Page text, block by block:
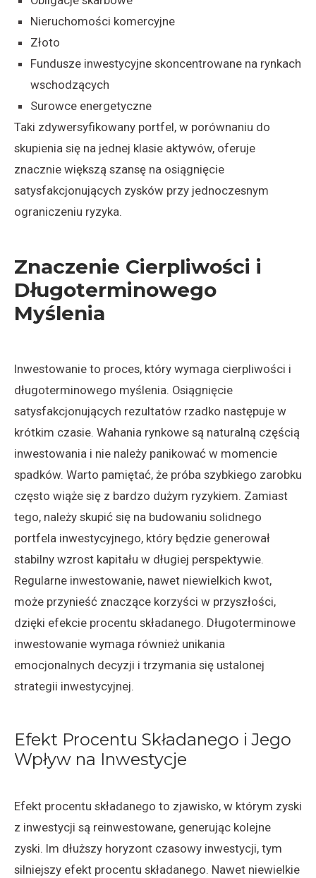
Nieruchomości komercyjne
Złoto
Fundusze inwestycyjne skoncentrowane na rynkach
wschodzących
Surowce energetyczne
Taki zdywersyfikowany portfel, w porównaniu do
skupienia się na jednej klasie aktywów, oferuje
znacznie większą szansę na osiągnięcie
satysfakcjonujących zysków przy jednoczesnym
ograniczeniu ryzyka.
Znaczenie Cierpliwości i
Długoterminowego
Myślenia
Inwestowanie to proces, który wymaga cierpliwości i
długoterminowego myślenia. Osiągnięcie
satysfakcjonujących rezultatów rzadko następuje w
krótkim czasie. Wahania rynkowe są naturalną częścią
inwestowania i nie należy panikować w momencie
spadków. Warto pamiętać, że próba szybkiego zarobku
często wiąże się z bardzo dużym ryzykiem. Zamiast
tego, należy skupić się na budowaniu solidnego
portfela inwestycyjnego, który będzie generował
stabilny wzrost kapitału w długiej perspektywie.
Regularne inwestowanie, nawet niewielkich kwot,
może przynieść znaczące korzyści w przyszłości,
dzięki efekcie procentu składanego. Długoterminowe
inwestowanie wymaga również unikania
emocjonalnych decyzji i trzymania się ustalonej
strategii inwestycyjnej.
Efekt Procentu Składanego i Jego
Wpływ na Inwestycje
Efekt procentu składanego to zjawisko, w którym zyski
z inwestycji są reinwestowane, generując kolejne
zyski. Im dłuższy horyzont czasowy inwestycji, tym
silniejszy efekt procentu składanego. Nawet niewielkie